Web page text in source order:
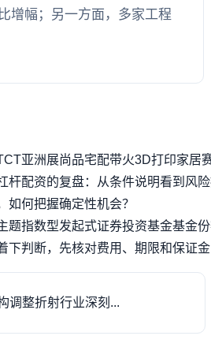
增幅；另一方面，多家工程
亚洲展尚品宅配带火3D打印家居
杆配资的复盘：从条件说明看到风
如何把握确定性机会？
题指数型发起式证券投资基金基金
下判断，先核对费用、期限和保证金
调整折射行业深刻...